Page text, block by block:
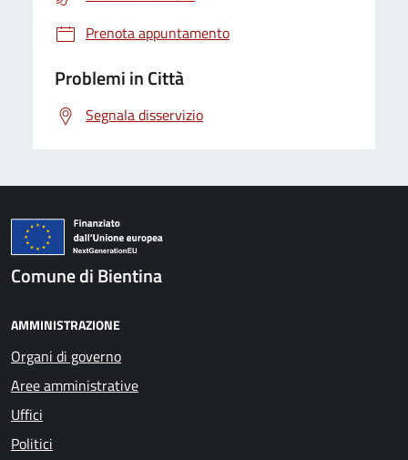
Prenota appuntamento
Problemi in Città
Segnala disservizio
Comune di Bientina
AMMINISTRAZIONE
Organi di governo
Aree amministrative
Uffici
Politici